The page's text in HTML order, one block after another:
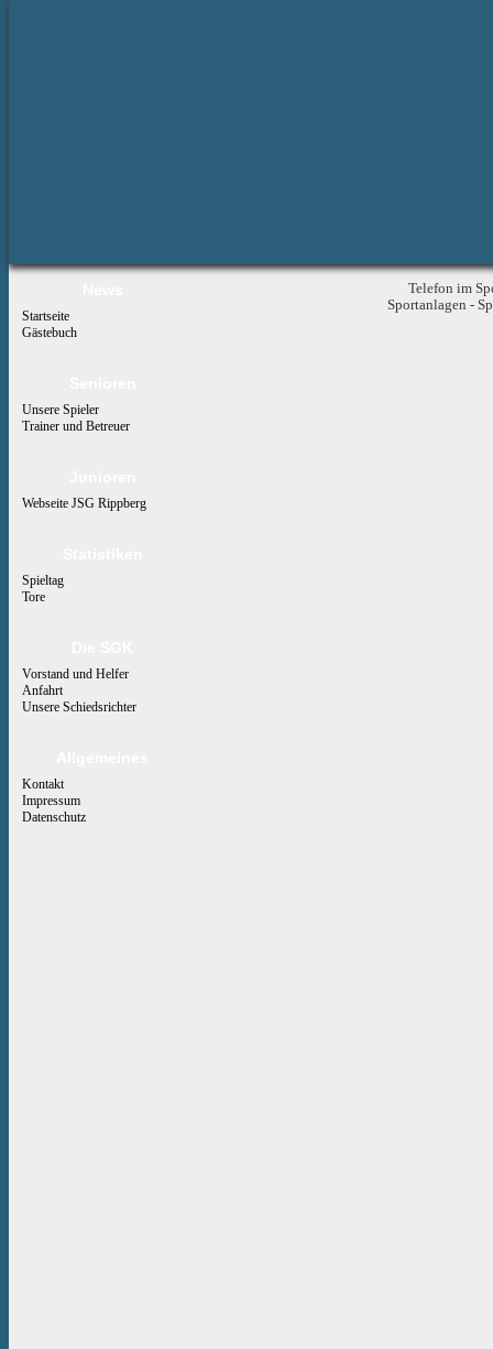
Startseite
Gästebuch
Unsere Spieler
Trainer und Betreuer
Webseite JSG Rippberg
Spieltag
Tore
Vorstand und Helfer
Anfahrt
Unsere Schiedsrichter
Kontakt
Impressum
Datenschutz
Telefon im
Sportanlagen -